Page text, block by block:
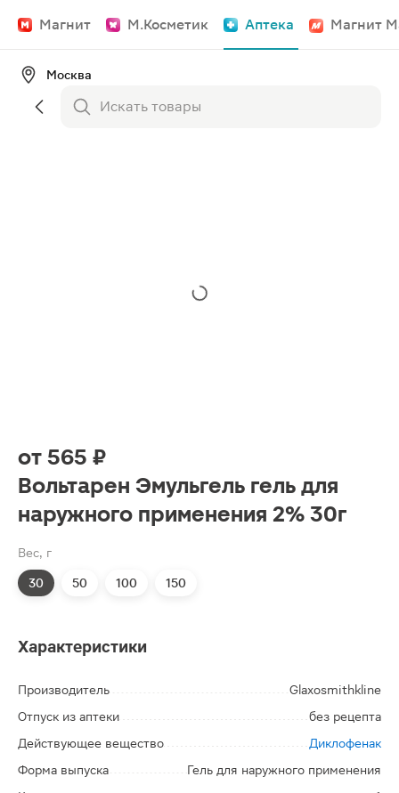
Магнит М.Косметик Аптека Магнит
Москва
от 565 ₽
Вольтарен Эмульгель гель для
наружного применения 2% 30г
Вес, г
30 50 100 150
Характеристики
Производитель
Glaxosmithkline
Отпуск из аптеки
без рецепта
Действующее вещество
Диклофенак
Форма выпуска
Гель для наружного применения